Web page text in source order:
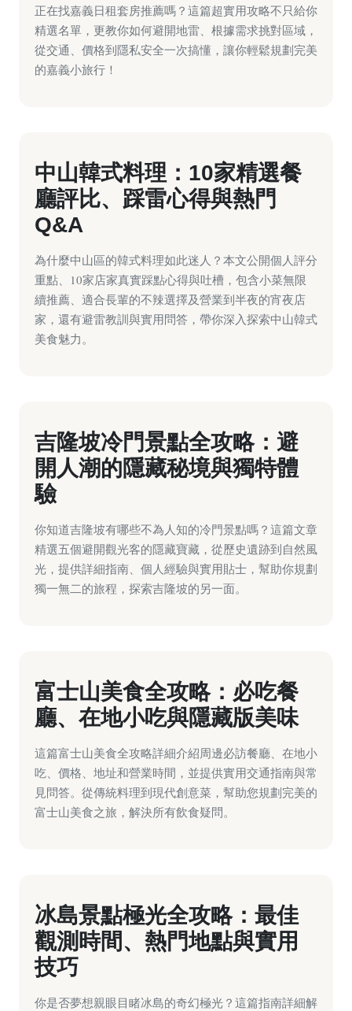
正在找嘉義日租套房推薦嗎？這篇超實用攻略不只給你
精選名單，更教你如何避開地雷、根據需求挑對區域，
從交通、價格到隱私安全一次搞懂，讓你輕鬆規劃完美
的嘉義小旅行！
中山韓式料理：10家精選餐
廳評比、踩雷心得與熱門
Q&A
為什麼中山區的韓式料理如此迷人？本文公開個人評分
重點、10家店家真實踩點心得與吐槽，包含小菜無限
續推薦、適合長輩的不辣選擇及營業到半夜的宵夜店
家，還有避雷教訓與實用問答，帶你深入探索中山韓式
美食魅力。
吉隆坡冷門景點全攻略：避
開人潮的隱藏秘境與獨特體
驗
你知道吉隆坡有哪些不為人知的冷門景點嗎？這篇文章
精選五個避開觀光客的隱藏寶藏，從歷史遺跡到自然風
光，提供詳細指南、個人經驗與實用貼士，幫助你規劃
獨一無二的旅程，探索吉隆坡的另一面。
富士山美食全攻略：必吃餐
廳、在地小吃與隱藏版美味
這篇富士山美食全攻略詳細介紹周邊必訪餐廳、在地小
吃、價格、地址和營業時間，並提供實用交通指南與常
見問答。從傳統料理到現代創意菜，幫助您規劃完美的
富士山美食之旅，解決所有飲食疑問。
冰島景點極光全攻略：最佳
觀測時間、熱門地點與實用
技巧
你是否夢想親眼目睹冰島的奇幻極光？這篇指南詳細解